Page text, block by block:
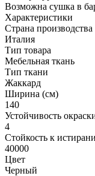
Возможна сушка в
Характеристики
Страна производства
Италия
Тип товара
Мебельная ткань
Тип ткани
Жаккард
Ширина (см)
140
Устойчивость
4
Стойкость к
40000
Цвет
Черный